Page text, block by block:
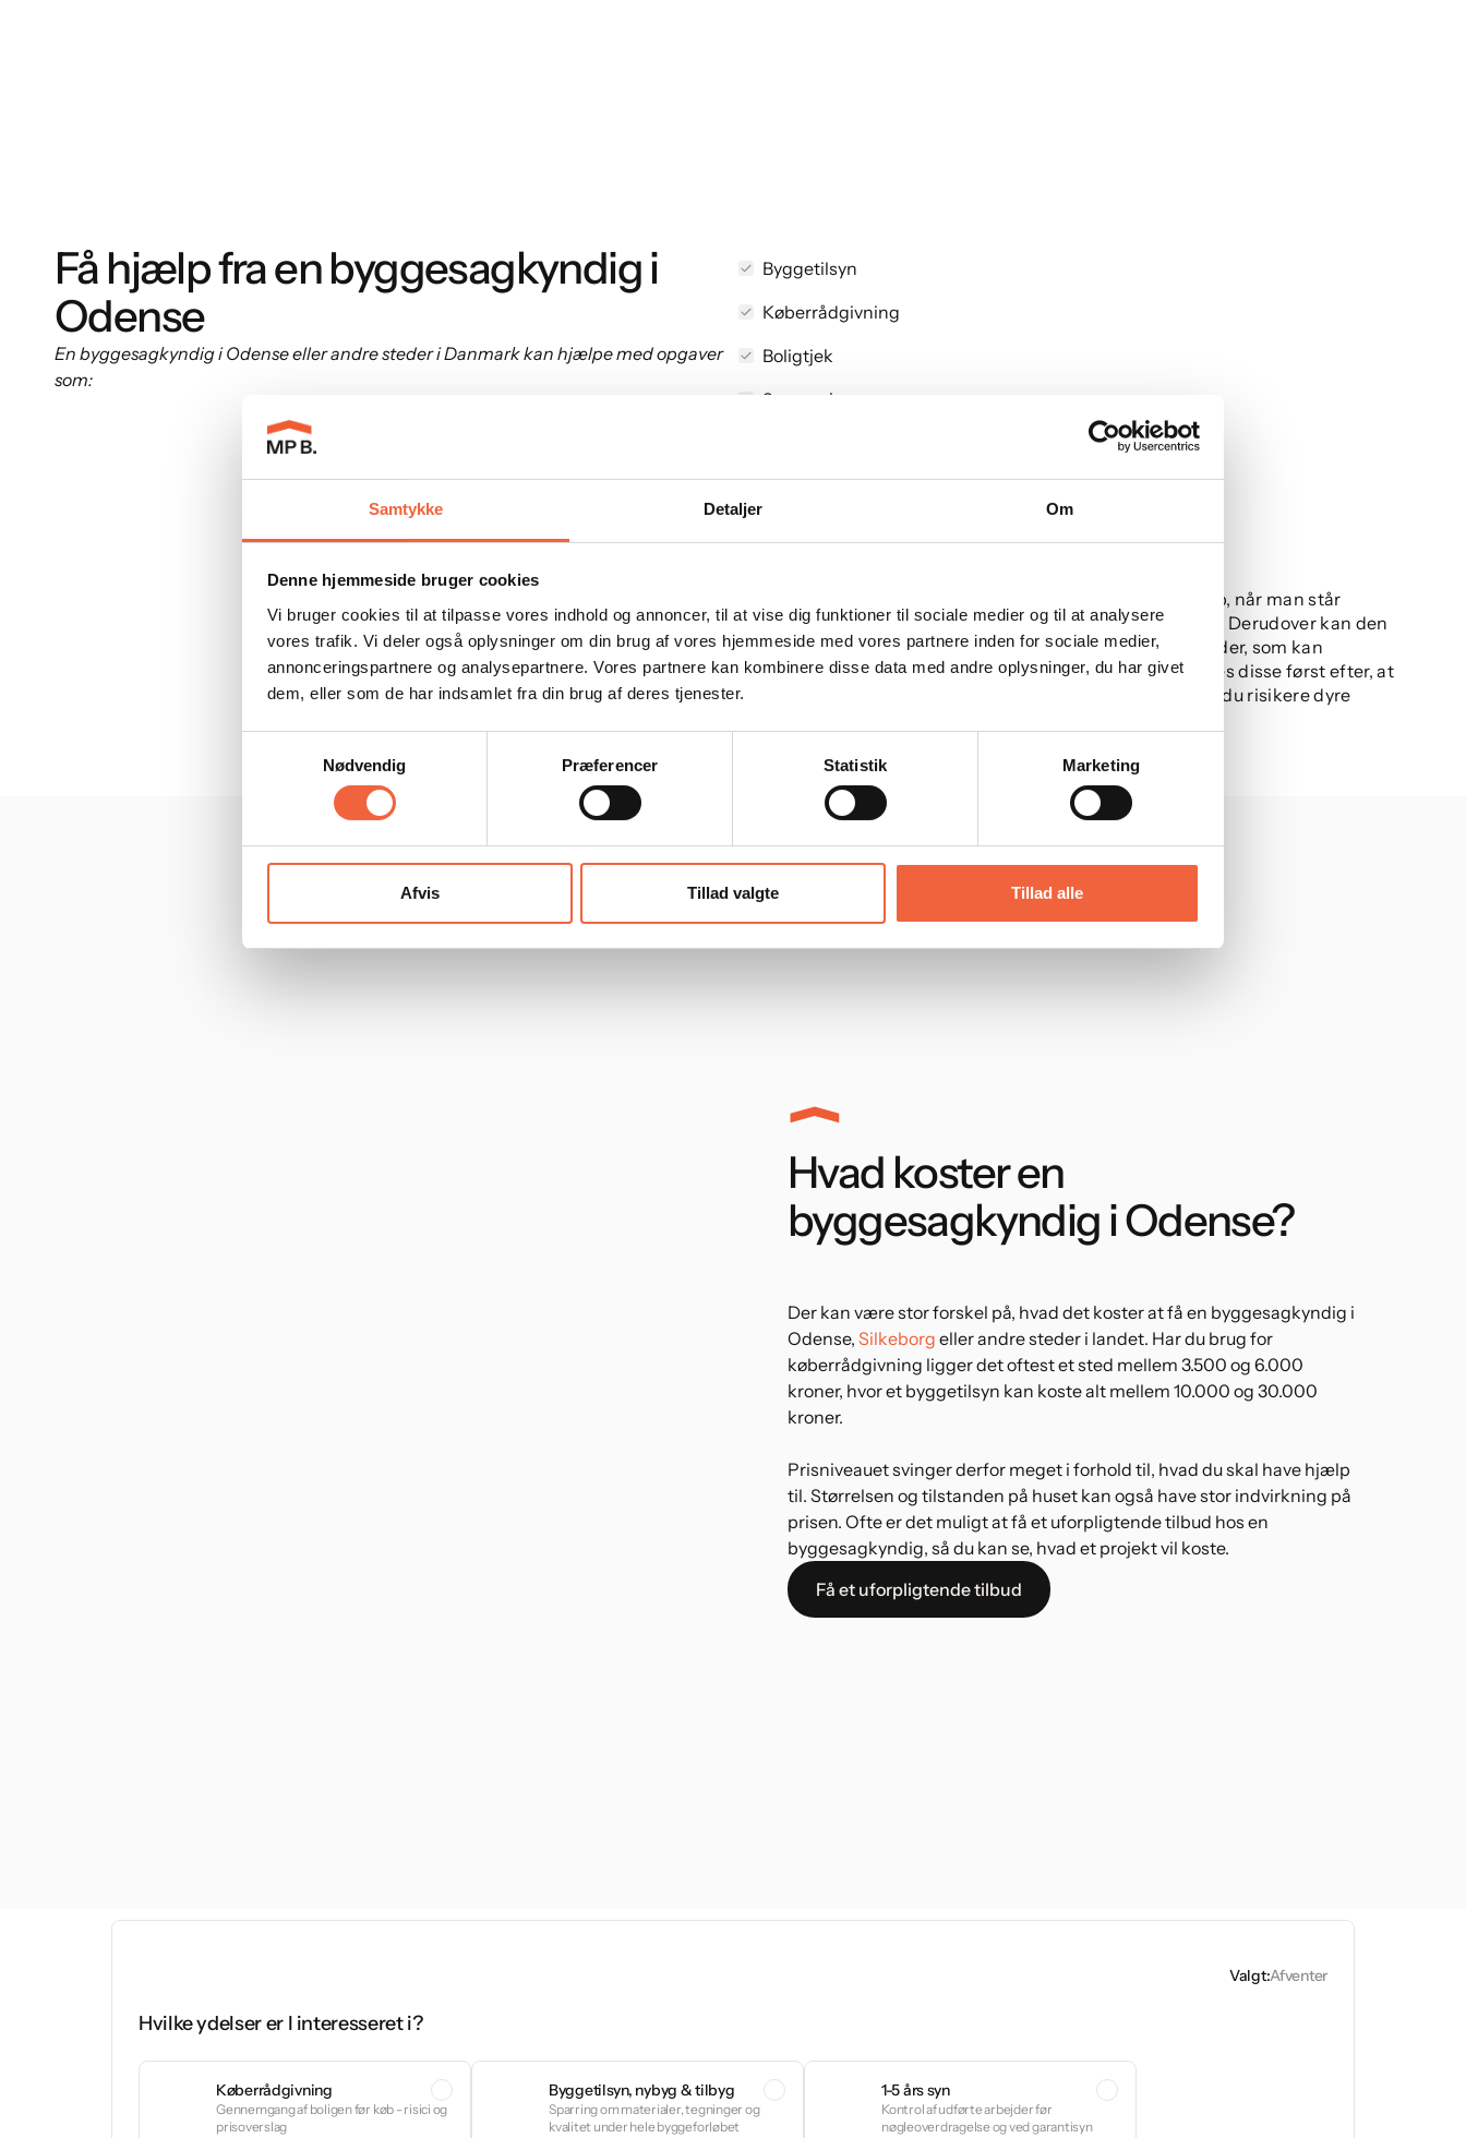
Samtykke Detaljer Om
Denne hjemmeside bruger cookies
Vi bruger cookies til at tilpasse vores indhold og annoncer, til at vise dig funktioner til sociale medier og til at analysere
vores trafik. Vi deler også oplysninger om din brug af vores hjemmeside med vores partnere inden for sociale medier,
annonceringspartnere og analysepartnere. Vores partnere kan kombinere disse data med andre oplysninger, du har givet
dem, eller som de har indsamlet fra din brug af deres tjenester.
Nødvendig
Præferencer Statistik Marketing
Afvis Tillad valgte Tillad alle
Få hjælp fra en byggesagkyndig i
Odense
En byggesagkyndig i Odense eller andre steder i Danmark kan hjælpe med opgaver
som:
Byggetilsyn
Køberrådgivning
Boligtjek
Syn og skøn
1-5 års gennemgang af ejendom
For mange giver det en følelse af tryghed at få faglig hjælp, når man står
overfor et byggeprojekt eller har brug for tilsyn af en bolig. Derudover kan den
byggesagkyndige finde fejl i konstruktionen eller fugtskader, som kan
nedsætte værdien af boligen, inden du køber den. Opdages disse først efter, at
du har overtaget huset og udvikler sig til store skader, kan du risikere dyre
Hvad koster en
byggesagkyndig i Odense?
Der kan være stor forskel på, hvad det koster at få en byggesagkyndig i
Odense, Silkeborg eller andre steder i landet. Har du brug for
køberrådgivning ligger det oftest et sted mellem 3.500 og 6.000
kroner, hvor et byggetilsyn kan koste alt mellem 10.000 og 30.000
kroner.
Prisniveauet svinger derfor meget i forhold til, hvad du skal have hjælp
til. Størrelsen og tilstanden på huset kan også have stor indvirkning på
prisen. Ofte er det muligt at få et uforpligtende tilbud hos en
byggesagkyndig, så du kan se, hvad et projekt vil koste.
Få et uforpligtende tilbud
Valgt:Afventer
Hvilke ydelser er I interesseret i?
Køberrådgivning
Gennemgang af boligen før køb - risici og
prisoverslag
Byggetilsyn, nybyg & tilbyg
Sparring om materialer, tegninger og
kvalitet under hele byggeforløbet
1-5 års syn
Kontrol af udførte arbejder før
nøgleoverdragelse og ved garantisyn